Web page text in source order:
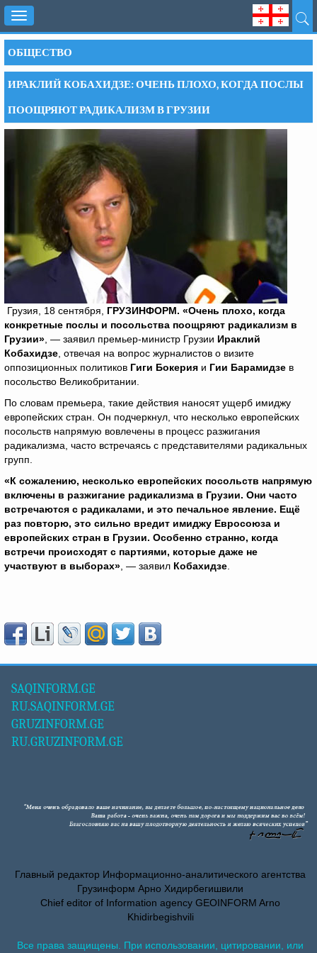
Toggle
navigation
ОБЩЕСТВО
ИРАКЛИЙ КОБАХИДЗЕ: ОЧЕНЬ ПЛОХО, КОГДА ПОСЛЫ
ПООЩРЯЮТ РАДИКАЛИЗМ В ГРУЗИИ
Грузия, 18 сентября, ГРУЗИНФОРМ. «Очень плохо, когда
конкретные послы и посольства поощряют радикализм в
Грузии» , — заявил премьер-министр Грузии Ираклий
Кобахидзе , отвечая на вопрос журналистов о визите
оппозиционных политиков Гиги Бокерия и Гии Барамидзе в
посольство Великобритании.
По словам премьера, такие действия наносят ущерб имиджу
европейских стран. Он подчеркнул, что несколько европейских
посольств напрямую вовлечены в процесс разжигания
радикализма, часто встречаясь с представителями радикальных
групп.
«К сожалению, несколько европейских посольств напрямую
включены в разжигание радикализма в Грузии. Они часто
встречаются с радикалами, и это печальное явление. Ещё
раз повторю, это сильно вредит имиджу Евросоюза и
европейских стран в Грузии. Особенно странно, когда
встречи происходят с партиями, которые даже не
участвуют в выборах» , — заявил Кобахидзе
SAQINFORM.GE
RU.SAQINFORM.GE
GRUZINFORM.GE
RU.GRUZINFORM.GE
Главный редактор Информационно-аналитического агентства
Грузинформ Арно Хидирбегишвили
Chief editor of Information agency GEOINFORM Arno
Khidirbegishvili
Все права защищены. При использовании, цитировании, или